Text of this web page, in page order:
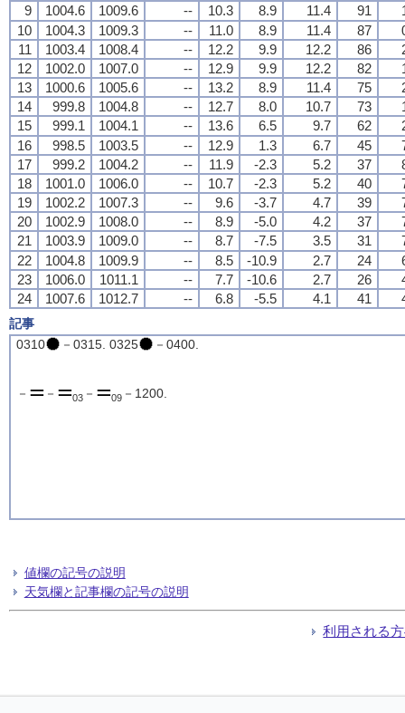
9
1004.6 1009.6 -- 10.3 8.9 11.4 91
10
1004.3 1009.3 -- 11.0 8.9 11.4 87
11
1003.4 1008.4 -- 12.2 9.9 12.2 86
12
1002.0 1007.0 -- 12.9 9.9 12.2 82
13
1000.6 1005.6 -- 13.2 8.9 11.4 75
14
999.8 1004.8 -- 12.7 8.0 10.7 73
15
999.1 1004.1 -- 13.6 6.5 9.7 62
16
998.5 1003.5 -- 12.9 1.3 6.7 45
17
999.2 1004.2 -- 11.9 -2.3 5.2 37
18
1001.0 1006.0 -- 10.7 -2.3 5.2 40
19
1002.2 1007.3 -- 9.6 -3.7 4.7 39
20
1002.9 1008.0 -- 8.9 -5.0 4.2 37
21
1003.9 1009.0 -- 8.7 -7.5 3.5 31
22
1004.8 1009.9 -- 8.5 -10.9 2.7 24
23
1006.0 1011.1 -- 7.7 -10.6 2.7 26
24
1007.6 1012.7 -- 6.8 -5.5 4.1 41
記事
0310
－0315. 0325 －0400.
－ － 03－ 09－1200.
値欄の記号の説明
天気欄と記事欄の記号の説明
利用される